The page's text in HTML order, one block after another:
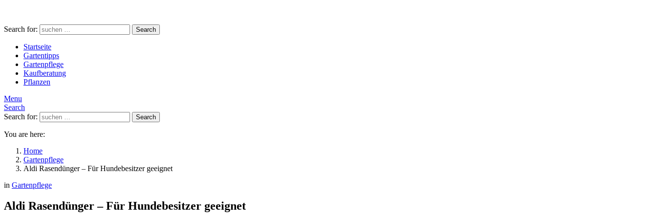
Search for: Search
Startseite
Gartentipps
Gartenpflege
Kaufberatung
Pflanzen
Menu
Search
Search for:
Search
You are here:
Home
Gartenpflege
Aldi Rasendünger – Für Hundebesitzer geeignet
in Gartenpflege
Aldi Rasendünger – Für Hundebesitzer geeignet